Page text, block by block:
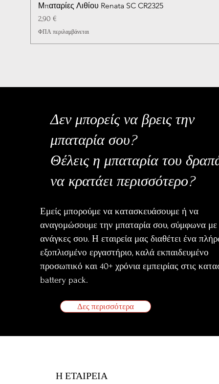
Μπαταρίες Λιθίου Renata SC CR2325
Τιμή
2,90 €
ΦΠΑ περιλαμβάνεται
Δεν μπορείς να βρεις την
μπαταρία σου?
Θέλεις η μπαταρία του
να κρατάει περισσότερο?
Εμείς μπορούμε να κατασκευάσουμε ή να
αναγομώσουμε την μπαταρία σου, σύμφωνα με
ανάγκες σου. Η εταιρεία μας διαθέτει ένα
εξοπλισμένο εργαστήριο, καλά εκπαιδευμένο
προσωπικό και 40+ χρόνια εμπειρίας στις
battery pack.
Δες περισσότερα
Η ΕΤΑΙΡΕΙΑ